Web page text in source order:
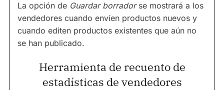
La opción de Guardar borradorse mostrará a los
vendedores cuando envíen productos nuevos y
cuando editen productos existentes que aún no
se han publicado.
Herramienta de recuento de
estadísticas de vendedores